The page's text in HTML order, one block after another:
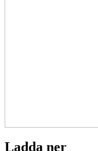
Ladda ner